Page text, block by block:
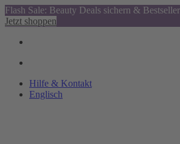
Flash Sale: Beauty Deals sichern &
Jetzt shoppen
Hilfe & Kontakt
Englisch